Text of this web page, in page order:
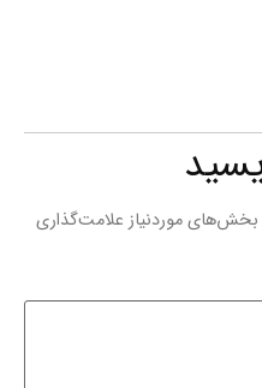
بخش‌های موردنیاز علامت‌گذاری